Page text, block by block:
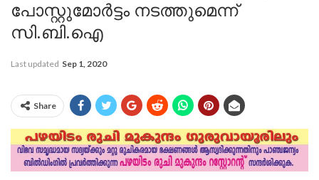
പോസ്റ്റുമോര്‍ട്ടം നടത്തുമെന്ന്
സി.ബി.ഐ
Last updated Sep 1, 2020
Share